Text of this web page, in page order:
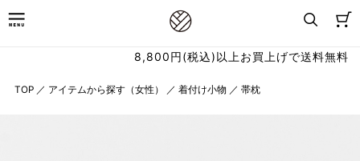
8,800円(税込)以上お買上げで送料無料
TOP ／ アイテムから探す（女性） ／ 着付け小物 ／ 帯枕